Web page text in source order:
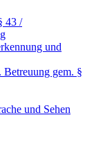
43 /
und
Betreuung gem. §
und Sehen